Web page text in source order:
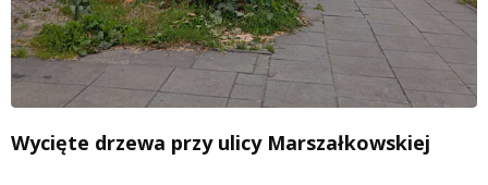
Wycięte drzewa przy ulicy Marszałkowskiej